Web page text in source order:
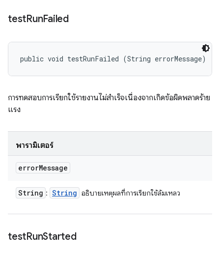
testRunFailed
public void testRunFailed (String errorMessage)
การทดสอบการเรียกใช้รายงานไม่สำเร็จเนื่องจากเกิดข้อผิดพลาดร้าย
แรง
พารามิเตอร์
errorMessage
String : String อธิบายเหตุผลที่การเรียกใช้ล้มเหลว
testRunStarted